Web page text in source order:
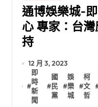
通博娛樂城-
心 專家：台
持
12 月 3, 2023
#
即
時
新
聞
#
國
民
黨
#
娛
樂
城
#
柯
文
哲